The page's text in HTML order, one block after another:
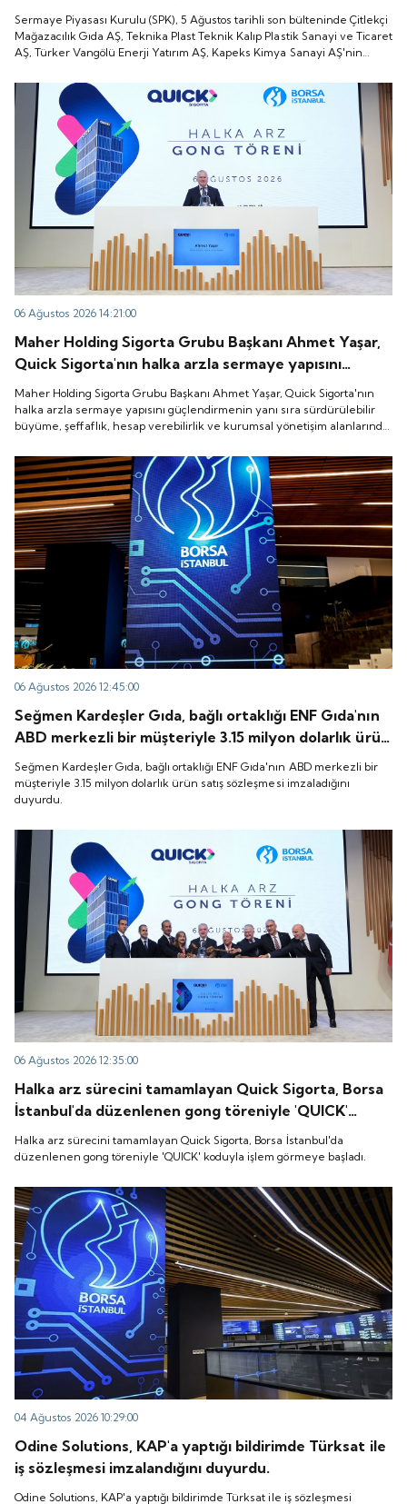
Plast Teknik Kalıp Plastik Sanayi ve Ticaret AŞ,
Türker Vangölü Enerji Yatırım AŞ, Kapeks Kimya
Sanayi AŞ'nin halka arzlarına onay verdiği duyurdu.
Sermaye Piyasası Kurulu (SPK), 5 Ağustos tarihli son bülteninde Çitlekçi
Mağazacılık Gıda AŞ, Teknika Plast Teknik Kalıp Plastik Sanayi ve Ticaret
AŞ, Türker Vangölü Enerji Yatırım AŞ, Kapeks Kimya Sanayi AŞ'nin
06 Ağustos 2026 14:21:00
Maher Holding Sigorta Grubu Başkanı Ahmet Yaşar,
Quick Sigorta'nın halka arzla sermaye yapısını
güçlendirmenin yanı sıra sürdürülebilir büyüme,
şeffaflık, hesap verebilirlik ve kurumsal yönetişim
alanlarında yeni bir döneme girdiğini belirtti.
Maher Holding Sigorta Grubu Başkanı Ahmet Yaşar, Quick Sigorta'nın
halka arzla sermaye yapısını güçlendirmenin yanı sıra sürdürülebilir
büyüme, şeffaflık, hesap verebilirlik ve kurumsal yönetişim alanlarında
06 Ağustos 2026 12:45:00
Seğmen Kardeşler Gıda, bağlı ortaklığı ENF Gıda'nın
ABD merkezli bir müşteriyle 3.15 milyon dolarlık ürün
satış sözleşmesi imzaladığını duyurdu.
Seğmen Kardeşler Gıda, bağlı ortaklığı ENF Gıda'nın ABD merkezli bir
müşteriyle 3.15 milyon dolarlık ürün satış sözleşmesi imzaladığını
duyurdu.
06 Ağustos 2026 12:35:00
Halka arz sürecini tamamlayan Quick Sigorta, Borsa
İstanbul'da düzenlenen gong töreniyle 'QUICK'
koduyla işlem görmeye başladı.
Halka arz sürecini tamamlayan Quick Sigorta, Borsa İstanbul'da
düzenlenen gong töreniyle 'QUICK' koduyla işlem görmeye başladı.
04 Ağustos 2026 10:29:00
Odine Solutions, KAP'a yaptığı bildirimde Türksat ile
iş sözleşmesi imzalandığını duyurdu.
Odine Solutions, KAP'a yaptığı bildirimde Türksat ile iş sözleşmesi